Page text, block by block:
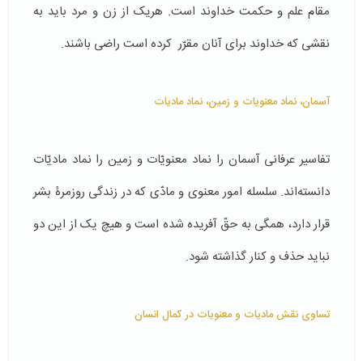
مقام علم و حکمت خداوند است. هریک از زن و مرد باید به
نقشی که خداوند برای آنان مقرّر کرده است راضی باشند.
آسمان، نماد معنویات و زمین، نماد مادیات
تفاسیر عرفانی آسمان را نماد معنویّات و زمین را نماد مادیّات
دانسته‌اند. سلسله امور معنوی و مادّی که در زندگی روزمرۀ بشر
قرار دارد، همگی به حقّ آفریده شده است و هیچ یک از این دو
نباید حذف و كنار گذاشته شود.
تساوی نقش مادیات و معنویات در کمال انسان